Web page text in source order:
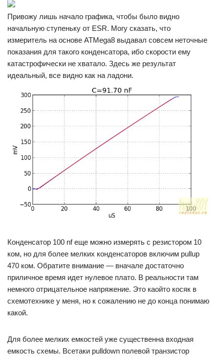
Привожу лишь начало графика, чтобы было видно
начальную ступеньку от ESR. Могу сказать, что
измеритель на основе ATMega8 выдавал совсем неточные
показания для такого конденсатора, ибо скорости ему
катастрофически не хватало. Здесь же результат
идеальный, все видно как на ладони.
Конденсатор 100 nf еще можно измерять с резистором 10
ком, но для более мелких конденсаторов включим pullup
470 ком. Обратите внимание — вначале достаточно
приличное время идет нулевое плато. В реальности там
немного отрицательное напряжение. Это каойто косяк в
схемотехнике у меня, но к сожалению не до конца понимаю
какой.
Для более мелких емкостей уже существенна входная
емкость схемы. Всетаки pulldown полевой транзистор